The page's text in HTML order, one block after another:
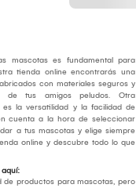
mascotas es fundamental para
tienda online encontrarás una
con materiales seguros y
de tus amigos peludos. Otra
la versatilidad y la facilidad de
cuenta a la hora de seleccionar
a tus mascotas y elige siempre
online y descubre todo lo que
de productos para mascotas, pero